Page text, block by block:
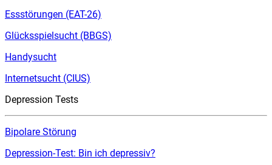
Essstörungen (EAT-26)
Glücksspielsucht (BBGS)
Handysucht
Internetsucht (CIUS)
Depression Tests
Bipolare Störung
Depression-Test: Bin ich depressiv?